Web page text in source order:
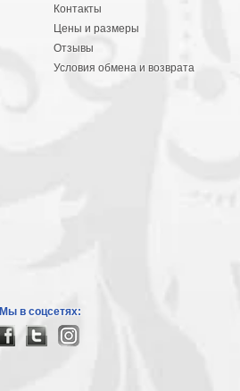
Контакты
Цены и размеры
Отзывы
Условия обмена и возврата
Мы в соцсетях: